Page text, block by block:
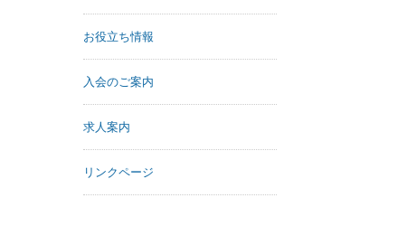
お役立ち情報
入会のご案内
求人案内
リンクページ